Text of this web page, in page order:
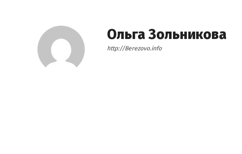
Ольга Зольникова
http://Berezovo.info